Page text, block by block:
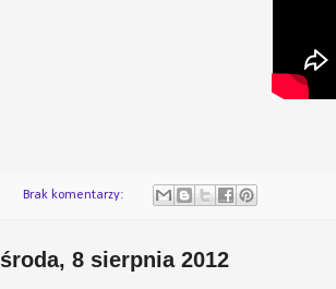
Brak komentarzy:
środa, 8 sierpnia 2012